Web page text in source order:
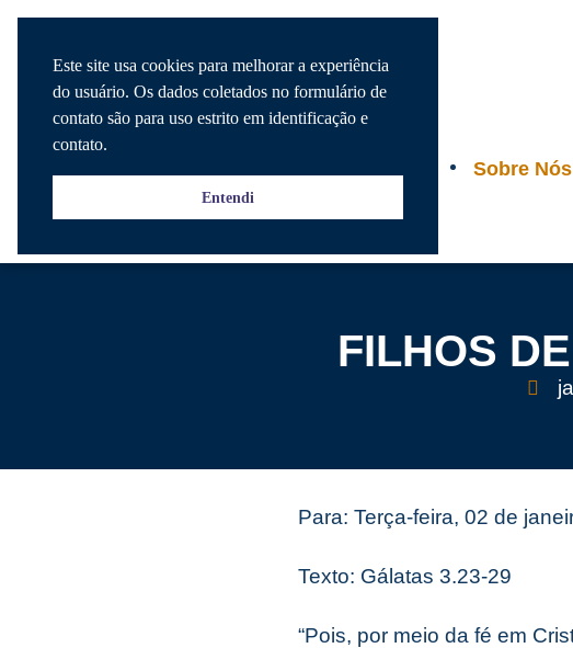
Sobre Nós
FILHOS
Para: Terça-feira, 02 de
Texto: Gálatas 3.23-29
“Pois, por meio da fé em
Este site usa cookies para melhorar a experiência
do usuário. Os dados coletados no formulário de
contato são para uso estrito em identificação e
contato.
Entendi